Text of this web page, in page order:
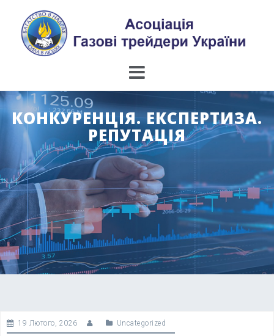
content
КОНКУРЕНЦІЯ. ЕКСПЕРТИЗА.
РЕПУТАЦІЯ
19 Лютого, 2026 Uncategorized